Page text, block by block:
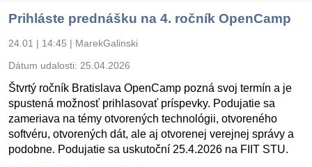
Prihláste prednášku na 4. ročník OpenCamp
24.01 | 14:45 | MarekGalinski
Dátum udalosti: 25.04.2026
Štvrtý ročník Bratislava OpenCamp pozná svoj termín a je
spustená možnosť prihlasovať príspevky. Podujatie sa
zameriava na témy otvorených technológii, otvoreného
softvéru, otvorených dát, ale aj otvorenej verejnej správy a
podobne. Podujatie sa uskutoční 25.4.2026 na FIIT STU.